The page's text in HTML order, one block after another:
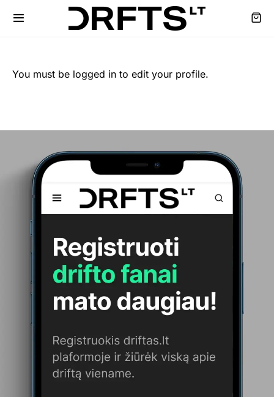
You must be logged in to edit your profile.